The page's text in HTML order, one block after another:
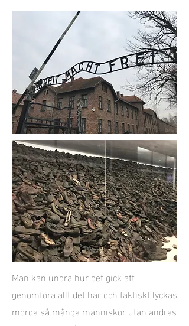
Man kan undra hur det gick att
genomföra allt det här och faktiskt lyckas
mörda så många människor utan andras